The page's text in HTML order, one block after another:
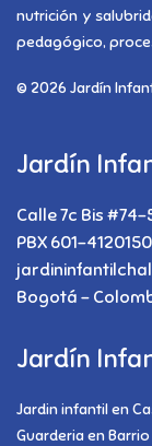
nutrición y
pedagógico,
© 2026 Jardín
Jardín
Calle 7c Bis
PBX 601-
Bogotá -
Jardín
Jardin infantil en
Guarderia en